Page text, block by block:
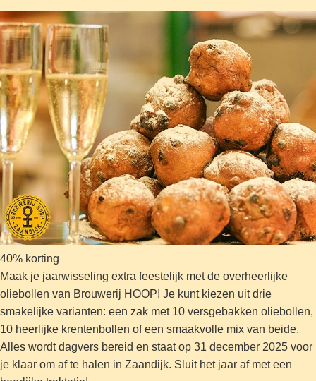
40% korting
Maak je jaarwisseling extra feestelijk met de overheerlijke
oliebollen van Brouwerij HOOP! Je kunt kiezen uit drie
smakelijke varianten: een zak met 10 versgebakken oliebollen,
10 heerlijke krentenbollen of een smaakvolle mix van beide.
Alles wordt dagvers bereid en staat op 31 december 2025 voor
je klaar om af te halen in Zaandijk. Sluit het jaar af met een